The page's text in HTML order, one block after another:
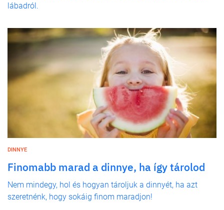
lábadról.
DINNYE
Finomabb marad a dinnye, ha így tárolod
Nem mindegy, hol és hogyan tároljuk a dinnyét, ha azt
szeretnénk, hogy sokáig finom maradjon!